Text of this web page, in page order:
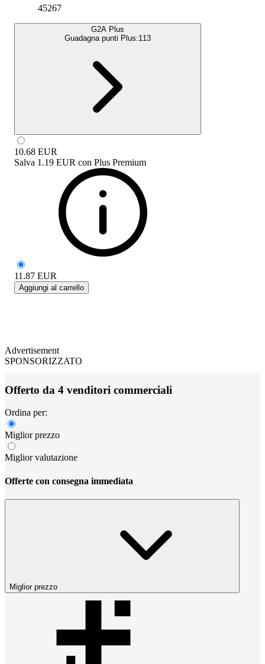
45267
G2A Plus
Guadagna punti Plus:113
10.68 EUR
Salva 1.19 EUR con Plus Premium
11.87 EUR
Aggiungi al carrello
Advertisement
SPONSORIZZATO
Offerto da 4 venditori commerciali
Ordina per:
Miglior prezzo
Miglior valutazione
Offerte con consegna immediata
Miglior prezzo